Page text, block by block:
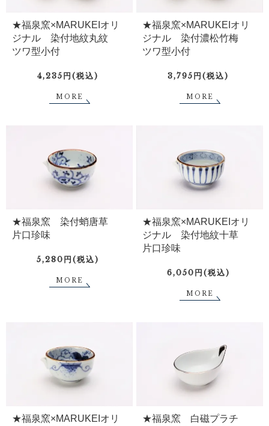
★福泉窯×MARUKEIオリ
ジナル 染付地紋丸紋
ツワ型小付
4,235円(税込)
MORE
★福泉窯×MARUKEIオリ
ジナル 染付濃松竹梅
ツワ型小付
3,795円(税込)
MORE
★福泉窯 染付蛸唐草
片口珍味
5,280円(税込)
MORE
★福泉窯×MARUKEIオリ
ジナル 染付地紋十草
片口珍味
6,050円(税込)
MORE
★福泉窯×MARUKEIオリ
★福泉窯 白磁プラチ